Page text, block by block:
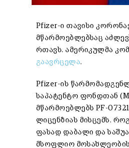
Pfizer-ი თავისი
მწარმოებლებსაც
რთავს. ამერიკულმა
გაავრცელა.
Pfizer-ის
საპატენტო ფონდთან
მწარმოებლებს PF-
ლიცენზიას მისცემს.
ფასად დაბალი და
მსოფლიო მოსახლეობის